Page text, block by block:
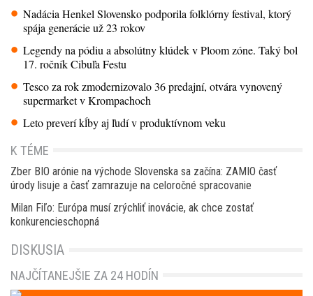
Nadácia Henkel Slovensko podporila folklórny festival, ktorý
spája generácie už 23 rokov
Legendy na pódiu a absolútny klúdek v Ploom zóne. Taký bol
17. ročník Cibuľa Festu
Tesco za rok zmodernizovalo 36 predajní, otvára vynovený
supermarket v Krompachoch
Leto preverí kĺby aj ľudí v produktívnom veku
K TÉME
Zber BIO arónie na východe Slovenska sa začína: ZAMIO časť
úrody lisuje a časť zamrazuje na celoročné spracovanie
Milan Fiľo: Európa musí zrýchliť inovácie, ak chce zostať
konkurencieschopná
DISKUSIA
NAJČÍTANEJŠIE ZA 24 HODÍN